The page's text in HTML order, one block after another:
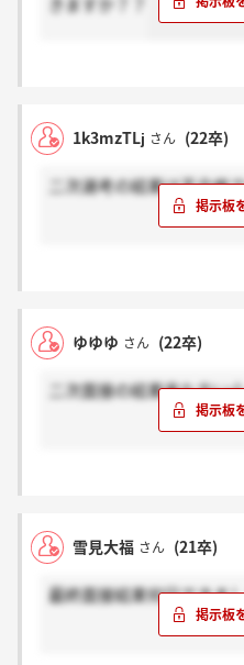
1k3mzTLj さん (22卒)
二次選考の結果は不合格
ゆゆゆ さん (22卒)
二次面接の結果来た方い
雪見大福 さん (21卒)
最終面接結果何日できま